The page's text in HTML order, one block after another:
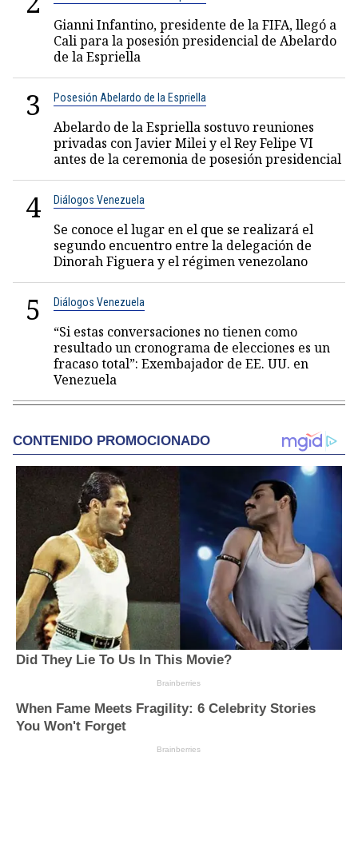
Gianni Infantino, presidente de la FIFA, llegó a
Cali para la posesión presidencial de Abelardo
de la Espriella
3 Posesión Abelardo de la Espriella
Abelardo de la Espriella sostuvo reuniones
privadas con Javier Milei y el Rey Felipe VI
antes de la ceremonia de posesión presidencial
4 Diálogos Venezuela
Se conoce el lugar en el que se realizará el
segundo encuentro entre la delegación de
Dinorah Figuera y el régimen venezolano
5 Diálogos Venezuela
“Si estas conversaciones no tienen como
resultado un cronograma de elecciones es un
fracaso total”: Exembajador de EE. UU. en
Venezuela